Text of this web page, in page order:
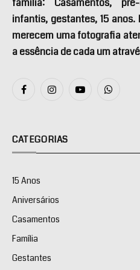
infantis, gestantes, 15
merecem uma fotografia
a essência de cada um
FacebookInstagramYouTube
CATEGORIAS
15 Anos
Aniversários
Casamentos
Família
Gestantes